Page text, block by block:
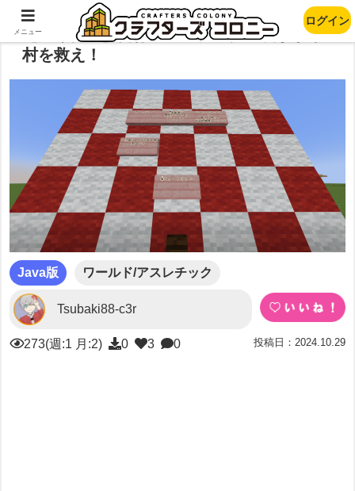
【マイクラ】自作アスレチック 襲撃から
村を救え！
Java版 ワールド/アスレチック
Tsubaki88-c3r
273(週:1 月:2) 0 3 0 投稿日：2024.10.29
メニュー
ログイン